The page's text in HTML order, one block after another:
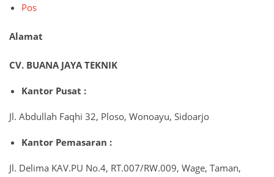
Pos
Alamat
CV. BUANA JAYA TEKNIK
Kantor Pusat :
Jl. Abdullah Faqhi 32, Ploso, Wonoayu, Sidoarjo
Kantor Pemasaran :
Jl. Delima KAV.PU No.4, RT.007/RW.009, Wage, Taman,